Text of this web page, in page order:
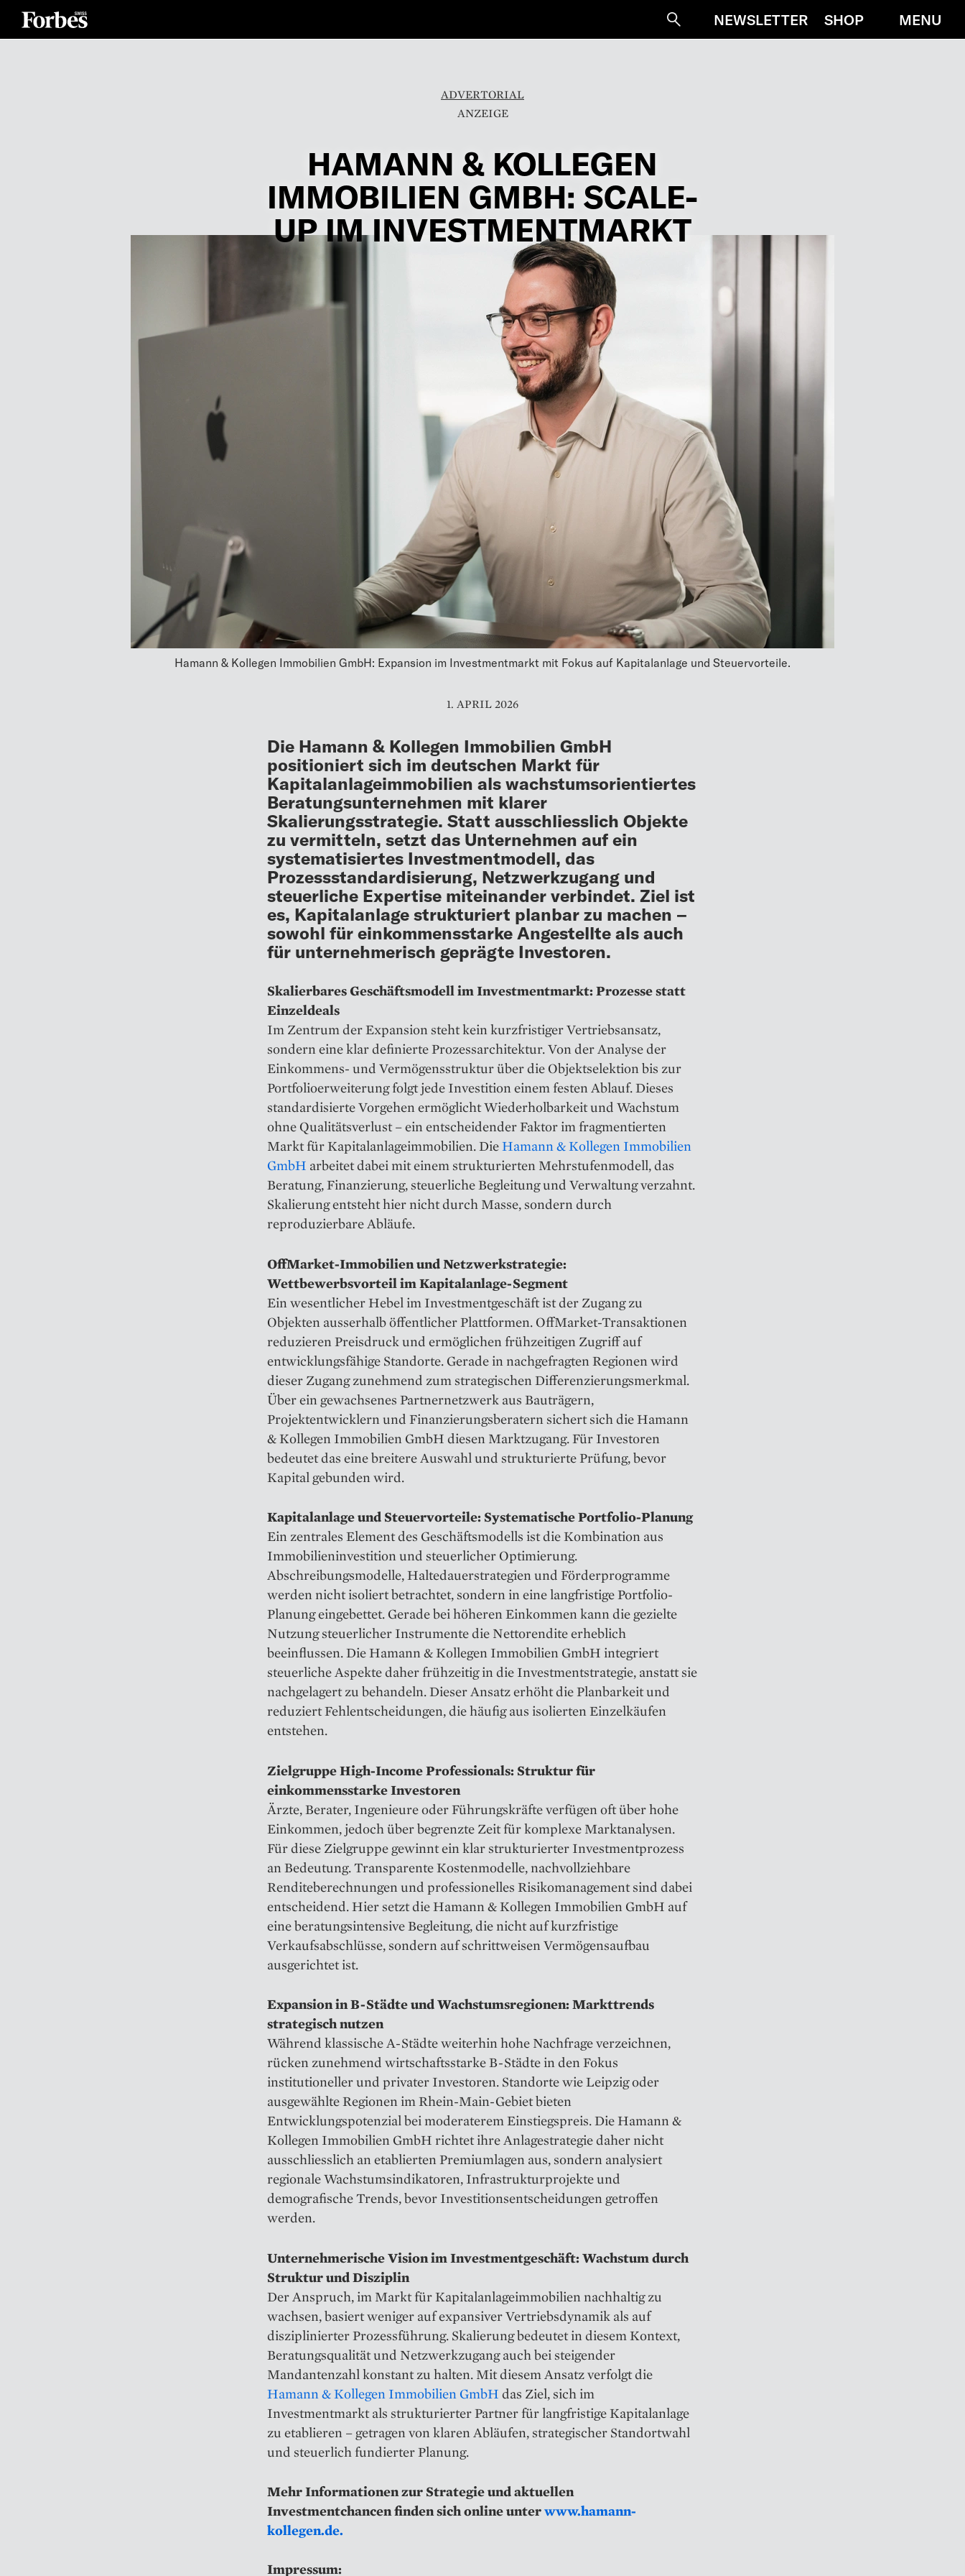
SucheNEWSLETTER SHOP MENU
ADVERTORIAL
HAMANN & KOLLEGEN
IMMOBILIEN GMBH: SCALE-
UP IM INVESTMENTMARKT
Hamann & Kollegen Immobilien GmbH: Expansion im Investmentmarkt mit Fokus auf Kapitalanlage und Steuervorteile.
1. APRIL 2026
Die Hamann & Kollegen Immobilien GmbH
positioniert sich im deutschen Markt für
Kapitalanlageimmobilien als wachstumsorientiertes
Beratungsunternehmen mit klarer
Skalierungsstrategie. Statt ausschliesslich Objekte
zu vermitteln, setzt das Unternehmen auf ein
systematisiertes Investmentmodell, das
Prozessstandardisierung, Netzwerkzugang und
steuerliche Expertise miteinander verbindet. Ziel ist
es, Kapitalanlage strukturiert planbar zu machen –
sowohl für einkommensstarke Angestellte als auch
für unternehmerisch geprägte Investoren.
Skalierbares Geschäftsmodell im Investmentmarkt: Prozesse statt
Einzeldeals
Im Zentrum der Expansion steht kein kurzfristiger Vertriebsansatz,
sondern eine klar definierte Prozessarchitektur. Von der Analyse der
Einkommens- und Vermögensstruktur über die Objektselektion bis zur
Portfolioerweiterung folgt jede Investition einem festen Ablauf. Dieses
standardisierte Vorgehen ermöglicht Wiederholbarkeit und Wachstum
ohne Qualitätsverlust – ein entscheidender Faktor im fragmentierten
Markt für Kapitalanlageimmobilien. DieHamann & Kollegen Immobilien
GmbH arbeitet dabei mit einem strukturierten Mehrstufenmodell, das
Beratung, Finanzierung, steuerliche Begleitung und Verwaltung verzahnt.
Skalierung entsteht hier nicht durch Masse, sondern durch
reproduzierbare Abläufe.
OffMarket-Immobilien und Netzwerkstrategie:
Wettbewerbsvorteil im Kapitalanlage-Segment
Ein wesentlicher Hebel im Investmentgeschäft ist der Zugang zu
Objekten ausserhalb öffentlicher Plattformen. OffMarket-Transaktionen
reduzieren Preisdruck und ermöglichen frühzeitigen Zugriff auf
entwicklungsfähige Standorte. Gerade in nachgefragten Regionen wird
dieser Zugang zunehmend zum strategischen Differenzierungsmerkmal.
Über ein gewachsenes Partnernetzwerk aus Bauträgern,
Projektentwicklern und Finanzierungsberatern sichert sich die Hamann
& Kollegen Immobilien GmbH diesen Marktzugang. Für Investoren
bedeutet das eine breitere Auswahl und strukturierte Prüfung, bevor
Kapital gebunden wird.
Kapitalanlage und Steuervorteile: Systematische Portfolio-Planung
Ein zentrales Element des Geschäftsmodells ist die Kombination aus
Immobilieninvestition und steuerlicher Optimierung.
Abschreibungsmodelle, Haltedauerstrategien und Förderprogramme
werden nicht isoliert betrachtet, sondern in eine langfristige Portfolio-
Planung eingebettet. Gerade bei höheren Einkommen kann die gezielte
Nutzung steuerlicher Instrumente die Nettorendite erheblich
beeinflussen. Die Hamann & Kollegen Immobilien GmbH integriert
steuerliche Aspekte daher frühzeitig in die Investmentstrategie, anstatt sie
nachgelagert zu behandeln. Dieser Ansatz erhöht die Planbarkeit und
reduziert Fehlentscheidungen, die häufig aus isolierten Einzelkäufen
entstehen.
Zielgruppe High-Income Professionals: Struktur für
einkommensstarke Investoren
Ärzte, Berater, Ingenieure oder Führungskräfte verfügen oft über hohe
Einkommen, jedoch über begrenzte Zeit für komplexe Marktanalysen.
Für diese Zielgruppe gewinnt ein klar strukturierter Investmentprozess
an Bedeutung. Transparente Kostenmodelle, nachvollziehbare
Renditeberechnungen und professionelles Risikomanagement sind dabei
entscheidend. Hier setzt die Hamann & Kollegen Immobilien GmbH auf
eine beratungsintensive Begleitung, die nicht auf kurzfristige
Verkaufsabschlüsse, sondern auf schrittweisen Vermögensaufbau
ausgerichtet ist.
Expansion in B-Städte und Wachstumsregionen: Markttrends
strategisch nutzen
Während klassische A-Städte weiterhin hohe Nachfrage verzeichnen,
rücken zunehmend wirtschaftsstarke B-Städte in den Fokus
institutioneller und privater Investoren. Standorte wie Leipzig oder
ausgewählte Regionen im Rhein-Main-Gebiet bieten
Entwicklungspotenzial bei moderaterem Einstiegspreis. Die Hamann &
Kollegen Immobilien GmbH richtet ihre Anlagestrategie daher nicht
ausschliesslich an etablierten Premiumlagen aus, sondern analysiert
regionale Wachstumsindikatoren, Infrastrukturprojekte und
demografische Trends, bevor Investitionsentscheidungen getroffen
werden.
Unternehmerische Vision im Investmentgeschäft: Wachstum durch
Struktur und Disziplin
Der Anspruch, im Markt für Kapitalanlageimmobilien nachhaltig zu
wachsen, basiert weniger auf expansiver Vertriebsdynamik als auf
disziplinierter Prozessführung. Skalierung bedeutet in diesem Kontext,
Beratungsqualität und Netzwerkzugang auch bei steigender
Mandantenzahl konstant zu halten. Mit diesem Ansatz verfolgt die
Hamann & Kollegen Immobilien GmbH das Ziel, sich im
Investmentmarkt als strukturierter Partner für langfristige Kapitalanlage
zu etablieren – getragen von klaren Abläufen, strategischer Standortwahl
und steuerlich fundierter Planung.
Mehr Informationen zur Strategie und aktuellen
Investmentchancen finden sich online unterwww.hamann-
kollegen.de.
Impressum: